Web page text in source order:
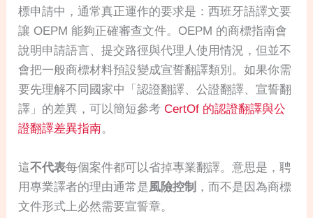
標申請中，通常真正運作的要求是：西班牙語譯文要
讓 OEPM 能夠正確審查文件。OEPM 的商標指南會
說明申請語言、提交路徑與代理人使用情況，但並不
會把一般商標材料預設變成宣誓翻譯類別。如果你需
要先理解不同國家中「認證翻譯、公證翻譯、宣誓翻
譯」的差異，可以簡短參考CertOf 的認證翻譯與公
證翻譯差異指南。
這不代表每個案件都可以省掉專業翻譯。意思是，聘
用專業譯者的理由通常是風險控制 ，而不是因為商標
文件形式上必然需要宣誓章。